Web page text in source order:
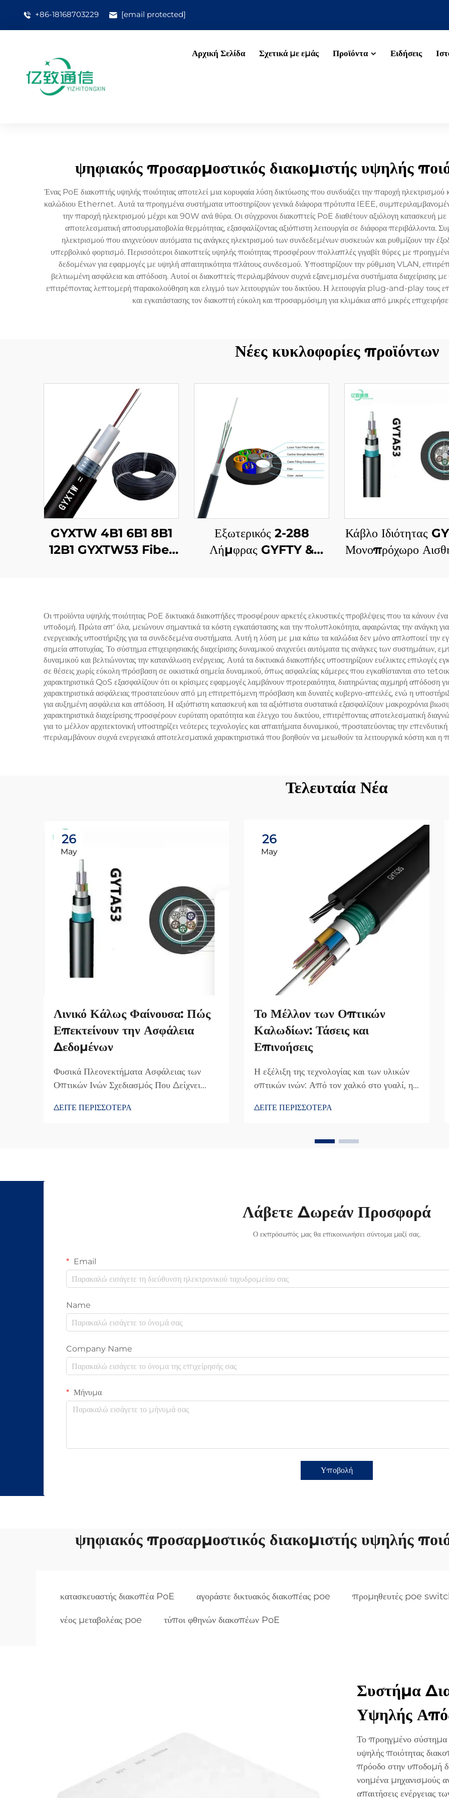
+86-18168703229 [email protected]
Αρχική Σελίδα Σχετικά με εμάς Προϊόντα Ειδήσεις
ψηφιακός προσαρμοστικός διακομιστής υψηλής
Ένας PoE διακοπτής υψηλής ποιότητας αποτελεί μια κορυφαία λύση δικτύωσης που συνδυάζει την παροχή
καλώδιου Ethernet. Αυτά τα προηγμένα συστήματα υποστηρίζουν γενικά διάφορα πρότυπα IEEE,
την παροχή ηλεκτρισμού μέχρι και 90W ανά θύρα. Οι σύγχρονοι διακοπτείς PoE διαθέτουν αξιόλογη κατασκευή
αποτελεσματική αποσυρματοβολία θερμότητας, εξασφαλίζοντας αξιόπιστη λειτουργία σε διάφορα περιβάλλοντα.
ηλεκτρισμού που ανιχνεύουν αυτόματα τις ανάγκες ηλεκτρισμού των συνδεδεμένων συσκευών και ρυθμίζουν την
υπερβολικό φορτισμό. Περισσότεροι διακοπτείς υψηλής ποιότητας προσφέρουν πολλαπλές γιγαβίτ θύρες με
δεδομένων για εφαρμογές με υψηλή απαιτητικότητα πλάτους συνδεσμού. Υποστηρίζουν την ρύθμιση VLAN,
βελτιωμένη ασφάλεια και απόδοση. Αυτοί οι διακοπτείς περιλαμβάνουν συχνά εξανεμισμένα συστήματα διαχείρισης
επιτρέποντας λεπτομερή παρακολούθηση και ελιγμό των λειτουργιών του δικτύου. Η λειτουργία plug-and-play τους
και εγκατάστασης τον διακοπτή εύκολη και προσαρμόσιμη για κλιμάκια από μικρές
Νέες κυκλοφορίες προϊόντων
GYXTW 4B1 6B1 8B1
12B1 GYXTW53 Fiber
Εξωτερικός 2-288
Λήμφρας GYFTY &
Κάβλο Ιδιότητας
Μονοπρόχωρο
Οι προϊόντα υψηλής ποιότητας PoE δικτυακά διακοπήδες προσφέρουν αρκετές ελκυστικές προβλέψεις που τα κάνουν
υποδομή. Πρώτα απ' όλα, μειώνουν σημαντικά τα κόστη εγκατάστασης και την πολυπλοκότητα, αφαιρώντας την ανάγκη για
ενεργειακής υποστήριξης για τα συνδεδεμένα συστήματα. Αυτή η λύση με μια κάτω τα καλώδια δεν μόνο απλοποιεί την
σημεία αποτυχίας. Το σύστημα επιχειρησιακής διαχείρισης δυναμικού ανιχνεύει αυτόματα τις ανάγκες των συστημάτων,
δυναμικού και βελτιώνοντας την κατανάλωση ενέργειας. Αυτά τα δικτυακά διακοπήδες υποστηρίζουν ευέλικτες επιλογές
σε θέσεις χωρίς εύκολη πρόσβαση σε οικιστικά σημεία δυναμικού, όπως ασφαλείας κάμερες που εγκαθίστανται στο
χαρακτηριστικά QoS εξασφαλίζουν ότι οι κρίσιμες εφαρμογές λαμβάνουν προτεραιότητα, διατηρώντας αιχμηρή απόδοση
χαρακτηριστικά ασφάλειας προστατεύουν από μη επιτρεπόμενη πρόσβαση και δυνατές κυβερνο-απειλές, ενώ η
για αυξημένη ασφάλεια και απόδοση. Η αξιόπιστη κατασκευή και τα αξιόπιστα συστατικά εξασφαλίζουν μακροχρόνια
χαρακτηριστικά διαχείρισης προσφέρουν ευρύτατη ορατότητα και έλεγχο του δικτύου, επιτρέποντας αποτελεσματική
για το μέλλον αρχιτεκτονική υποστηρίζει νεότερες τεχνολογίες και απαιτήματα δυναμικού, προστατεύοντας την
περιλαμβάνουν συχνά ενεργειακά αποτελεσματικά χαρακτηριστικά που βοηθούν να μειωθούν τα λειτουργικά κόστη και η
Τελευταία Νέα
26
May
Λινικό Κάλως Φαίνουσα: Πώς
Επεκτείνουν την Ασφάλεια
Δεδομένων
Φυσικά Πλεονεκτήματα Ασφάλειας των
Οπτικών Ινών Σχεδιασμός Που Δείχνει
Δυσκολεύουν την Υποκλοπή Ο λόγος που
ΔΕΙΤΕ ΠΕΡΙΣΣΟΤΕΡΑ
26
May
Το Μέλλον των Οπτικών
Καλωδίων: Τάσεις και
Επινοήσεις
Η εξέλιξη της τεχνολογίας και των υλικών
οπτικών ινών: Από τον χαλκό στο γυαλί, η
μετάβαση από τα χάλκινα καλώδια στις
ταχύτητα με την οποία μπορούμε να
ΔΕΙΤΕ ΠΕΡΙΣΣΟΤΕΡΑ
Λάβετε Δωρεάν Προσφορά
Ο εκπρόσωπός μας θα επικοινωνήσει σύντομα μαζί σας.
Email
Name
Company Name
Μήνυμα
Υποβολή
ψηφιακός προσαρμοστικός διακομιστής υψηλής
κατασκευαστής διακοπέα PoE αγοράστε δικτυακός διακοπέας poe προμηθευτές poe
νέος μεταβολέας poe τύποι φθηνών διακοπέων PoE
Συστήμα
Υψηλής
Το προηγμένο σύστημα
υψηλής ποιότητας
πρόοδο στην υποδομή
νοημένα μηχανισμούς
απαιτήσεις ενέργειας